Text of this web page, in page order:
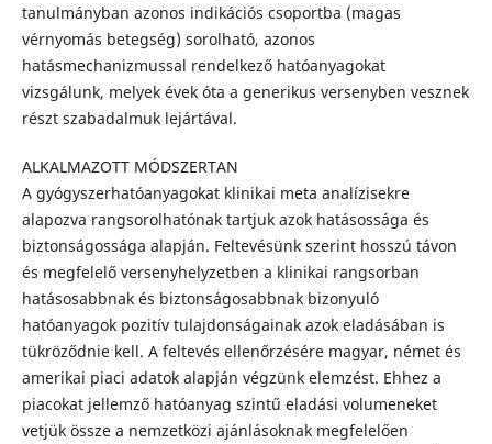
tanulmányban azonos indikációs csoportba (magas
vérnyomás betegség) sorolható, azonos
hatásmechanizmussal rendelkező hatóanyagokat
vizsgálunk, melyek évek óta a generikus versenyben vesznek
részt szabadalmuk lejártával.
ALKALMAZOTT MÓDSZERTAN
A gyógyszerhatóanyagokat klinikai meta analízisekre
alapozva rangsorolhatónak tartjuk azok hatásossága és
biztonságossága alapján. Feltevésünk szerint hosszú távon
és megfelelő versenyhelyzetben a klinikai rangsorban
hatásosabbnak és biztonságosabbnak bizonyuló
hatóanyagok pozitív tulajdonságainak azok eladásában is
tükröződnie kell. A feltevés ellenőrzésére magyar, német és
amerikai piaci adatok alapján végzünk elemzést. Ehhez a
piacokat jellemző hatóanyag szintű eladási volumeneket
vetjük össze a nemzetközi ajánlásoknak megfelelően